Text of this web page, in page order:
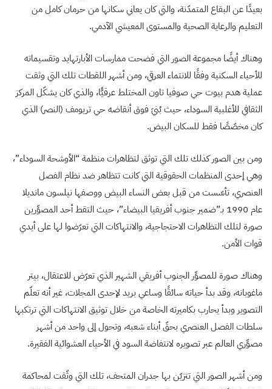
بعيدًا عن البقاع المتمدّنة، والتي كان يعاني سكانها من حرمان كامل من
التعليم والرعاية الصحية والمستوى المعيشي الآدمي.
وهناك أيضًا مجموعة الصور التي فضحت ممارسات الأبارتهايد وتقسيماته
للأحياء السكنية وفقًا للانتماء العرقي، ومن أشهر اللقطات تلك التي وثقت
عملية هدم بيوت حي صوفيا تاون المختلط عرقيًّا، والذي كان يشكّل المركز
الثقافي للأغلبية السوداء، حيث بُنيَ فوق أنقاضه حي تريومف (النصر) الذي
كان مخصّصًا فقط للسكان البيض.
ومن بين الصور كذلك تلك التي توثق لتظاهرات منظمة “الأوشحة السوداء”،
وهي إحدى المنظمات الحقوقية التي كانت تتظاهر ضد نظام الفصل
العنصري، تأسّست من قبل بعض النساء البيض ووصفها نيلسون مانديلا
عام 1990 بـ”ضمير جنوب أفريقيا البيضاء”، حيث التقط أحد المصوِّرين
صورة لتلك التظاهرات الاحتجاجية، والانتهاكات التي تعرّضوا لها على أيدي
قوات الأمن.
وهناك صورة للمصوِّر الجنوب أفريقي الشهير الذي تعرّض للاعتقال، بيتر
ماغوبانه، وقد بدأ حياته سائقًا وساعي بريد لإحدى المجلات، غير أنه تعلّم
التصوير وبدأ يحارب بكاميرته الخاصة من خلال توثيق الانتهاكات التي ترتكبها
سلطات الفصل العنصري بحقّ أبناء شعبه، وتحول إلى واحد من أشهر
مصوِّري العالم عبر تصويره لانتفاضة السود في الأحياء العشوائية الفقيرة.
ومن أشهر الصور التي تتزيّن بها جدران المتحف، تلك التي وثّقت لمحاكمة